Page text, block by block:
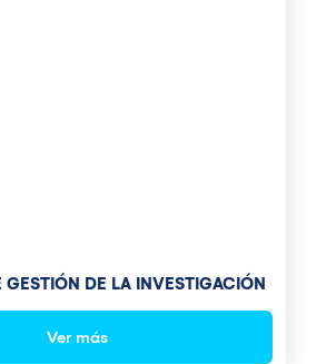
DE LA INVESTIGACIÓN
Ver más